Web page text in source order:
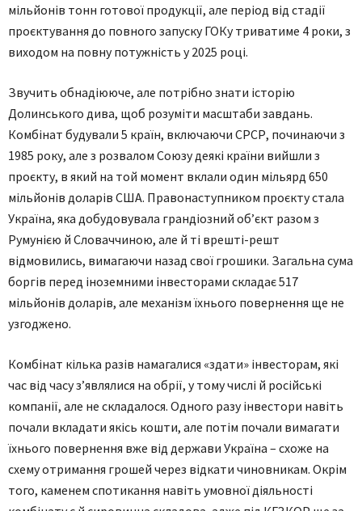
мільйонів тонн готової продукції, але період від стадії
проєктування до повного запуску ГОКу триватиме 4 роки, з
виходом на повну потужність у 2025 році.
Звучить обнадіююче, але потрібно знати історію
Долинського дива, щоб розуміти масштаби завдань.
Комбінат будували 5 країн, включаючи СРСР, починаючи з
1985 року, але з розвалом Союзу деякі країни вийшли з
проєкту, в який на той момент вклали один мільярд 650
мільйонів доларів США. Правонаступником проєкту стала
Україна, яка добудовувала грандіозний об’єкт разом з
Румунією й Словаччиною, але й ті врешті-решт
відмовились, вимагаючи назад свої грошики. Загальна сума
боргів перед іноземними інвесторами складає 517
мільйонів доларів, але механізм їхнього повернення ще не
узгоджено.
Комбінат кілька разів намагалися «здати» інвесторам, які
час від часу з’являлися на обрії, у тому числі й російські
компанії, але не складалося. Одного разу інвестори навіть
почали вкладати якісь кошти, але потім почали вимагати
їхнього повернення вже від держави Україна – схоже на
схему отримання грошей через відкати чиновникам. Окрім
того, каменем спотикання навіть умовної діяльності